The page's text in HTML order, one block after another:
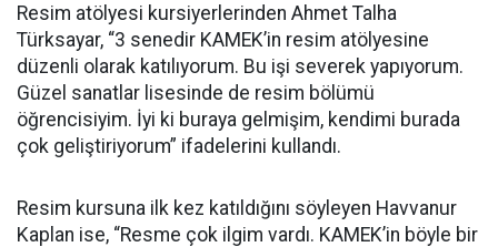
Resim atölyesi kursiyerlerinden Ahmet Talha
Türksayar, “3 senedir KAMEK’in resim atölyesine
düzenli olarak katılıyorum. Bu işi severek yapıyorum.
Güzel sanatlar lisesinde de resim bölümü
öğrencisiyim. İyi ki buraya gelmişim, kendimi burada
çok geliştiriyorum” ifadelerini kullandı.
Resim kursuna ilk kez katıldığını söyleyen Havvanur
Kaplan ise, “Resme çok ilgim vardı. KAMEK’in böyle bir